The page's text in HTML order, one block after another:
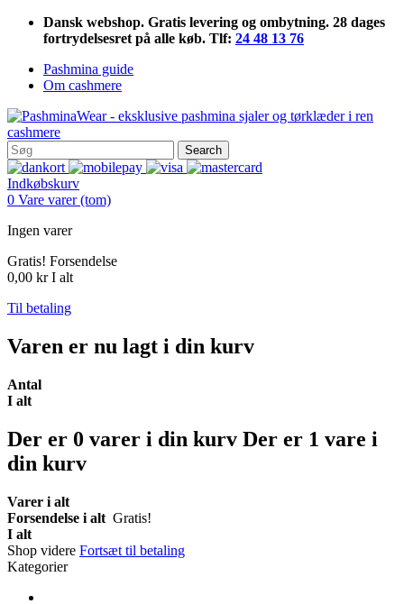
Dansk webshop. Gratis levering og ombytning. 28 dages
fortrydelsesret på alle køb. Tlf: 24 48 13 76
Pashmina guide
Om cashmere
Search
Indkøbskurv
0 Vare varer (tom)
Ingen varer
Gratis! Forsendelse
0,00 kr I alt
Til betaling
Varen er nu lagt i din kurv
Antal
I alt
Der er 0 varer i din kurv Der er 1 vare i
din kurv
Varer i alt
Forsendelse i alt Gratis!
I alt
Shop videre Fortsæt til betaling
Kategorier